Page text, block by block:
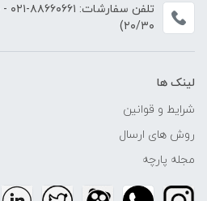
تلفن سفارشات: ۸۸۶۶۰۶۶۱-۰۲۱ -
۲۰/۳۰)
لینک ها
شرایط و قوانین
روش های ارسال
مجله پارچه